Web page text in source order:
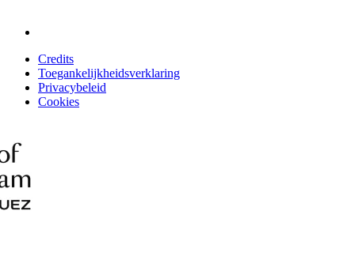
Credits
Toegankelijkheidsverklaring
Privacybeleid
Cookies